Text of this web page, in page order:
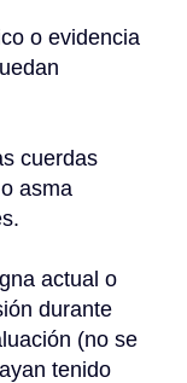
asma
actual o
durante
(no se
tenido